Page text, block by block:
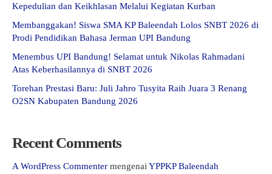
Kepedulian dan Keikhlasan Melalui Kegiatan Kurban
Membanggakan! Siswa SMA KP Baleendah Lolos SNBT 2026 di
Prodi Pendidikan Bahasa Jerman UPI Bandung
Menembus UPI Bandung! Selamat untuk Nikolas Rahmadani
Atas Keberhasilannya di SNBT 2026
Torehan Prestasi Baru: Juli Jahro Tusyita Raih Juara 3 Renang
O2SN Kabupaten Bandung 2026
Recent Comments
A WordPress Commenter mengenai YPPKP Baleendah